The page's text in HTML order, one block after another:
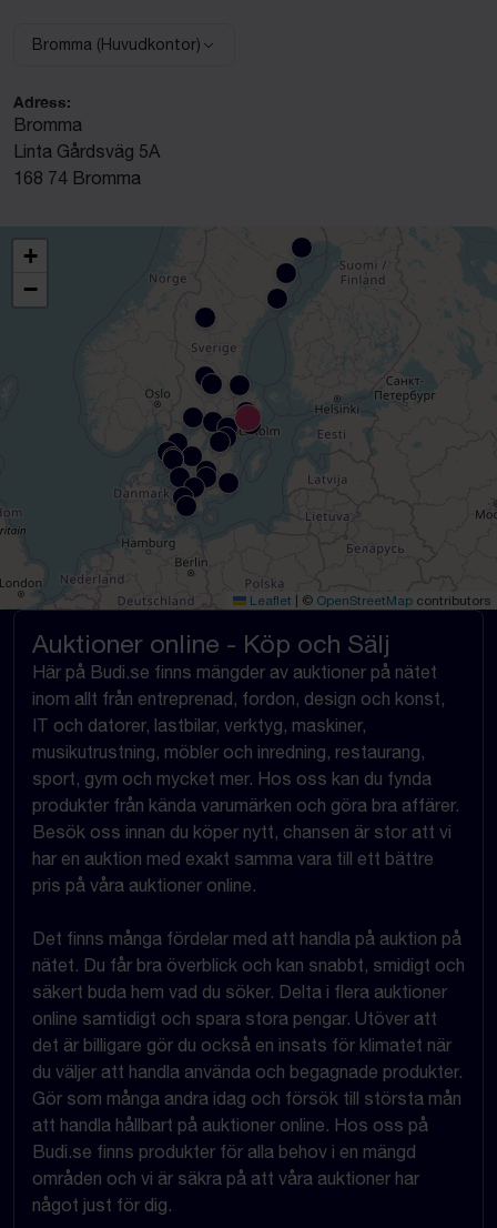
Välj anläggning:
Bromma (Huvudkontor)
Adress:
Bromma
Linta Gårdsväg 5A
168 74 Bromma
+
−
Leaflet © OpenStreetMap contributors
Auktioner online - Köp och Sälj
Här på Budi.se finns mängder av auktioner på nätet
inom allt från entreprenad, fordon, design och konst,
IT och datorer, lastbilar, verktyg, maskiner,
musikutrustning, möbler och inredning, restaurang,
sport, gym och mycket mer. Hos oss kan du fynda
produkter från kända varumärken och göra bra affärer.
Besök oss innan du köper nytt, chansen är stor att vi
har en auktion med exakt samma vara till ett bättre
pris på våra auktioner online.
Det finns många fördelar med att handla på auktion på
nätet. Du får bra överblick och kan snabbt, smidigt och
säkert buda hem vad du söker. Delta i flera auktioner
online samtidigt och spara stora pengar. Utöver att
det är billigare gör du också en insats för klimatet när
du väljer att handla använda och begagnade produkter.
Gör som många andra idag och försök till största mån
att handla hållbart på auktioner online. Hos oss på
Budi.se finns produkter för alla behov i en mängd
områden och vi är säkra på att våra auktioner har
något just för dig.